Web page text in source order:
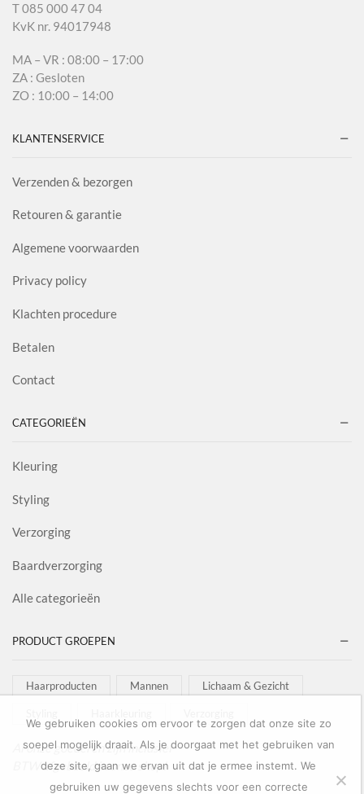
T 085 000 47 04
KvK nr. 94017948
MA – VR : 08:00 – 17:00
ZA : Gesloten
ZO : 10:00 – 14:00
KLANTENSERVICE
Verzenden & bezorgen
Retouren & garantie
Algemene voorwaarden
Privacy policy
Klachten procedure
Betalen
Contact
CATEGORIEËN
Kleuring
Styling
Verzorging
Baardverzorging
Alle categorieën
PRODUCT GROEPEN
Haarproducten Mannen Lichaam & Gezicht
Al onze goederen zijn inclusief
BTW afgebeeld in onze shop!
We gebruiken cookies om ervoor te zorgen dat onze site zo
soepel mogelijk draait. Als je doorgaat met het gebruiken van
deze site, gaan we ervan uit dat je ermee instemt. We
gebruiken uw gegevens slechts voor een correcte